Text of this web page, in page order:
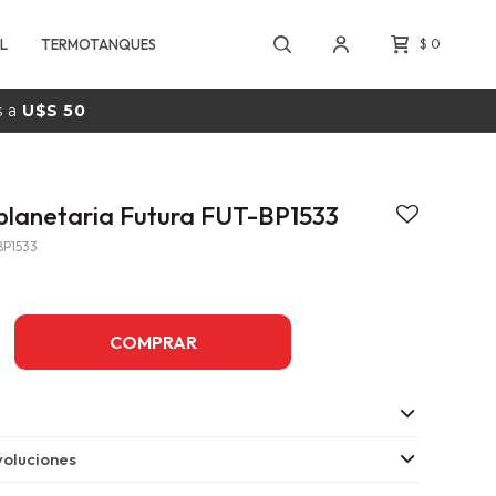
TERMOTANQUES $ 0
a U$S 50
Futura FUT-BP1533
COMPRAR